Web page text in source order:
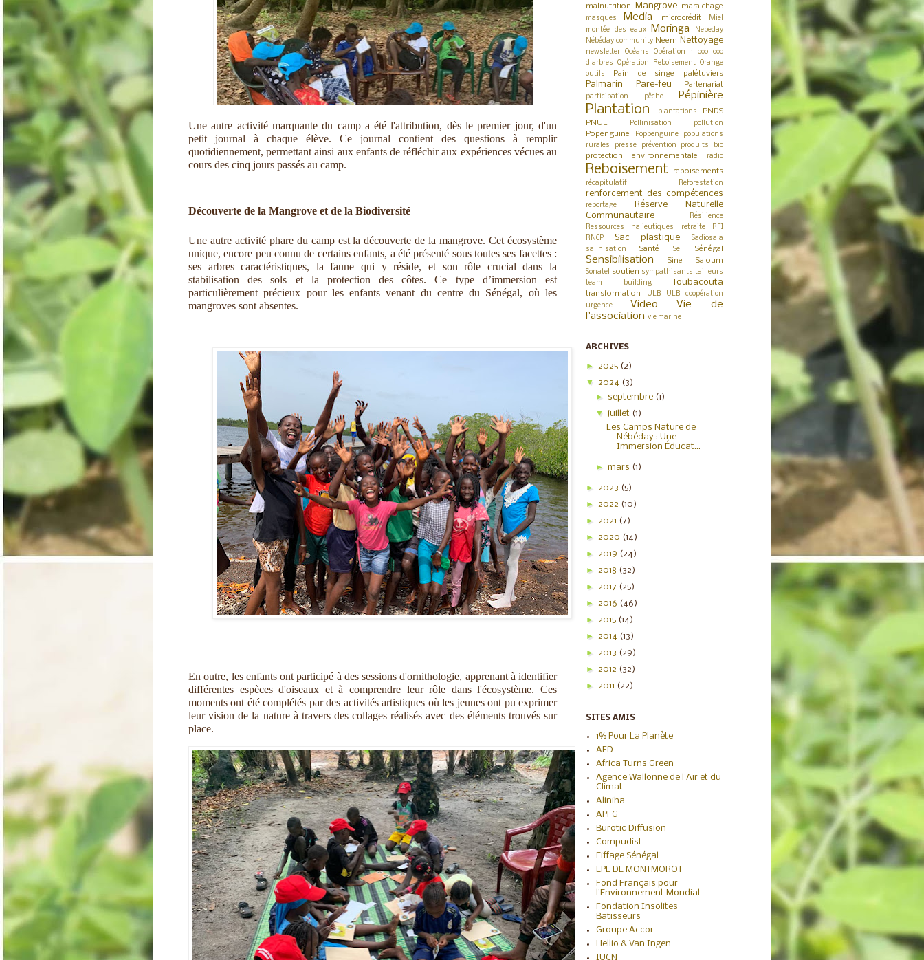
Une autre activité marquante du camp a été l'attribution, dès le premier jour, d'un
petit journal à chaque élève. Ce journal contient des questions à remplir
quotidiennement, permettant ainsi aux enfants de réfléchir aux expériences vécues au
cours des cinq jours passés au camp.
Découverte de la Mangrove et de la Biodiversité
Une autre activité phare du camp est la découverte de la mangrove. Cet écosystème
unique, encore peu connu de certains enfants, a été présenté sous toutes ses facettes :
ses arbres caractéristiques, la faune qui y réside, et son rôle crucial dans la
stabilisation des sols et la protection des côtes. Ce type d’immersion est
particulièrement précieux pour les enfants venant du centre du Sénégal, où les
mangroves sont absentes.
En outre, les enfants ont participé à des sessions d'ornithologie, apprenant à identifier
différentes espèces d'oiseaux et à comprendre leur rôle dans l'écosystème. Ces
moments ont été complétés par des activités artistiques où les jeunes ont pu exprimer
leur vision de la nature à travers des collages réalisés avec des éléments trouvés sur
place.
malnutrition Mangrove maraichage
masques Media microcrédit
Miel
montée des eaux
Moringa
Nebeday
Nébéday community Neem Nettoyage
newsletter Océans
Opération 1 000 000
d'arbres
Opération Reboisement Orange
outils
Pain de singe palétuviers
Palmarin Pare-feu Partenariat
participation pêche Pépinière
Plantation plantations
PNDS
PNUE
Pollinisation pollution
Popenguine Poppenguine
populations
rurales
presse prévention produits bio
protection environnementale radio
Reboisement reboisements
récapitulatif Reforestation
renforcement des compétences
reportage
Réserve Naturelle
Communautaire
Résilience
Ressources halieutiques
retraite
RFI
RNCP
Sac plastique
Sadiosala
salinisation
Santé Sel Sénégal
Sensibilisation Sine Saloum
Sonatel soutien sympathisants tailleurs
team building
Toubacouta
transformation ULB
ULB coopération
urgence
Video
Vie de
l'association vie marine
ARCHIVES
► 2025 (2)
▼ 2024 (3)
► septembre (1)
▼juillet (1)
Les Camps Nature de
Nébéday : Une
Immersion Éducat...
►mars (1)
► 2023 (5)
► 2022 (10)
► 2021 (7)
► 2020 (14)
► 2019 (24)
► 2018 (32)
► 2017 (25)
► 2016 (46)
► 2015 (14)
► 2014 (13)
► 2013 (29)
► 2012 (32)
► 2011 (22)
SITES AMIS
1% Pour La Planète
AFD
Africa Turns Green
Agence Wallonne de l'Air et du
Climat
Aliniha
APFG
Burotic Diffusion
Compudist
Eiffage Sénégal
EPL DE MONTMOROT
Fond Français pour
l'Environnement Mondial
Fondation Insolites
Batisseurs
Groupe Accor
Hellio & Van Ingen
IUCN